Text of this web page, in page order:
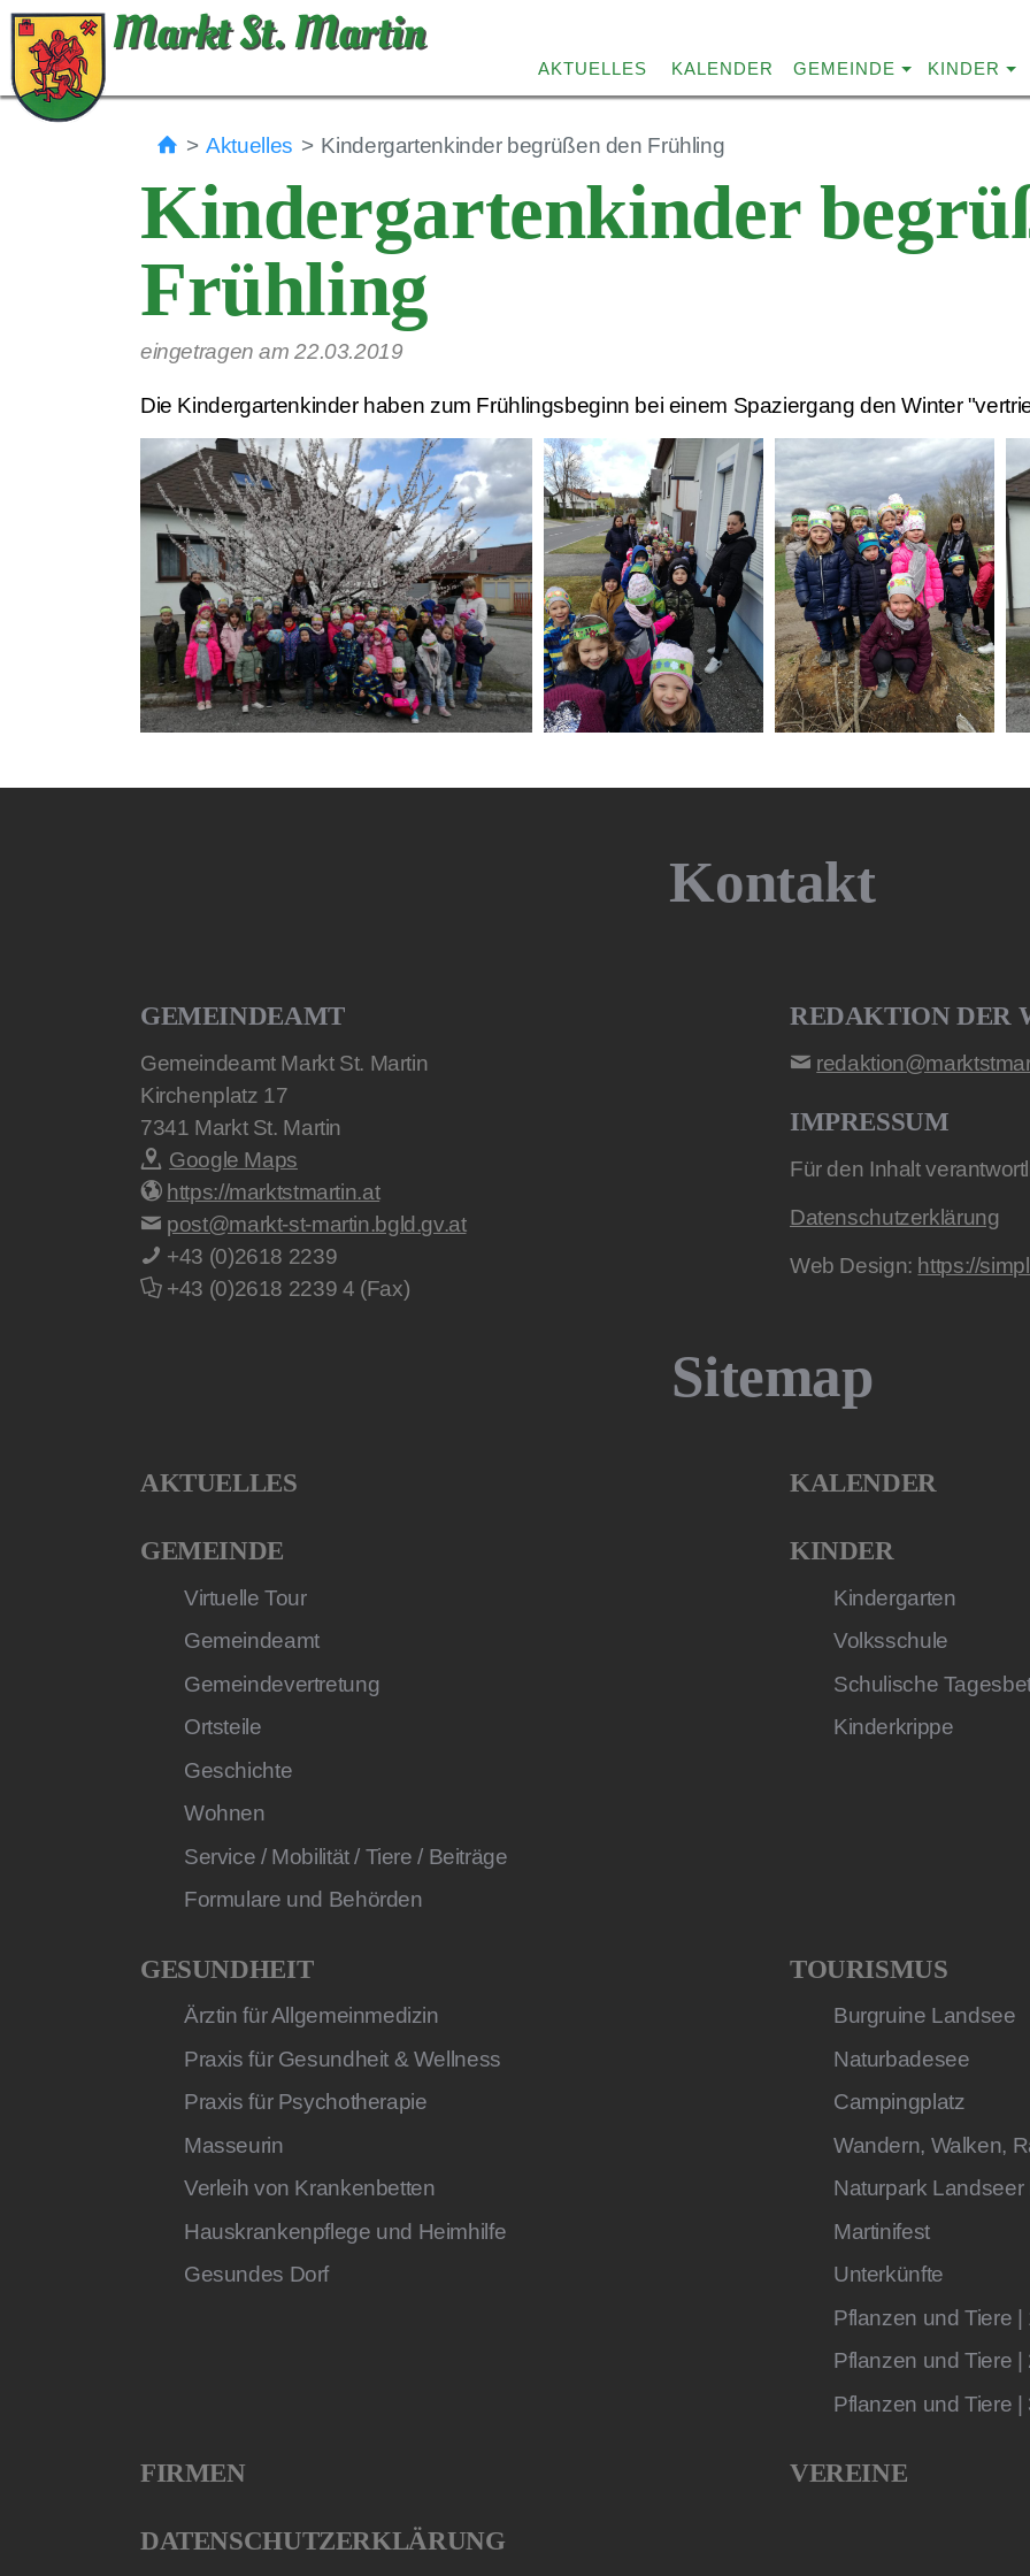
Markt St. Martin
AKTUELLES KALENDER GEMEINDE KINDER
Aktuelles Kindergartenkinder begrüßen den Frühling
Kindergartenkinder
Frühling
eingetragen am 22.03.2019
Die Kindergartenkinder haben zum Frühlingsbeginn bei einem Spaziergang den Winter
Kontakt
GEMEINDEAMT
Gemeindeamt Markt St. Martin
Kirchenplatz 17
7341 Markt St. Martin
Google Maps
https://marktstmartin.at
post@markt-st-martin.bgld.gv.at
+43 (0)2618 2239
+43 (0)2618 2239 4 (Fax)
REDAKTION DER
IMPRESSUM
Für den Inhalt
Datenschutzerklärung
Web Design: https://
Sitemap
AKTUELLES KALENDER
GEMEINDE
Virtuelle Tour
Gemeindeamt
Gemeindevertretung
Ortsteile
Geschichte
Wohnen
Service / Mobilität / Tiere / Beiträge
Formulare und Behörden
KINDER
Kindergarten
Volksschule
Schulische
Kinderkrippe
GESUNDHEIT
Ärztin für Allgemeinmedizin
Praxis für Gesundheit & Wellness
Praxis für Psychotherapie
Masseurin
Verleih von Krankenbetten
Hauskrankenpflege und Heimhilfe
Gesundes Dorf
TOURISMUS
Burgruine Landsee
Naturbadesee
Campingplatz
Wandern, Walken,
Naturpark Landseer
Martinifest
Unterkünfte
Pflanzen und Tiere |
Pflanzen und Tiere |
Pflanzen und Tiere |
FIRMEN VEREINE
DATENSCHUTZERKLÄRUNG